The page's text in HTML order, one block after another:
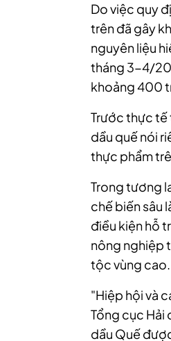
Do việc quy
trên đã gây
nguyên liệu
tháng 3-4/
khoảng 400
Trước thực tế
dầu quế nói
thực phẩm
Trong tương
chế biến sâu
điều kiện hỗ
nông nghiệp
tộc vùng cao.
"Hiệp hội và
Tổng cục Hải
dầu Quế